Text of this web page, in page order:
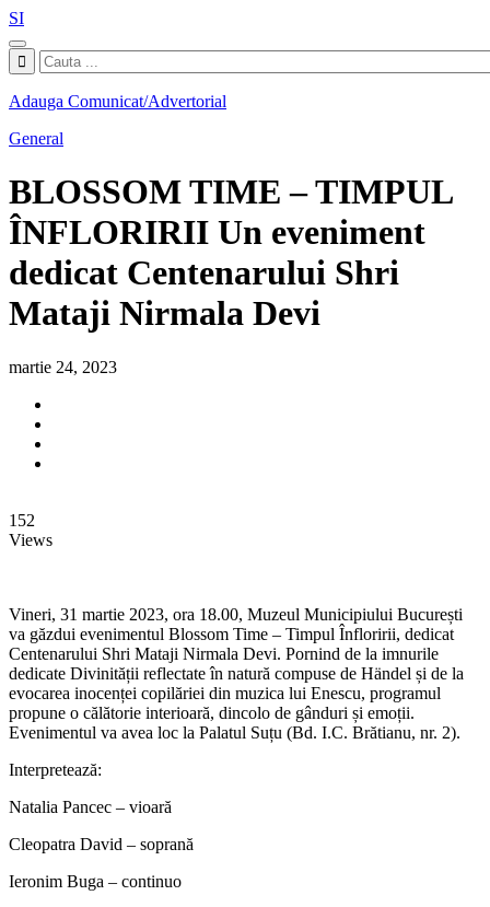
SI
Adauga Comunicat/Advertorial
General
BLOSSOM TIME – TIMPUL
ÎNFLORIRII Un eveniment
dedicat Centenarului Shri
Mataji Nirmala Devi
martie 24, 2023
152
Views
Vineri, 31 martie 2023, ora 18.00, Muzeul Municipiului București
va găzdui evenimentul Blossom Time – Timpul Înfloririi, dedicat
Centenarului Shri Mataji Nirmala Devi. Pornind de la imnurile
dedicate Divinității reflectate în natură compuse de Händel și de la
evocarea inocenței copilăriei din muzica lui Enescu, programul
propune o călătorie interioară, dincolo de gânduri și emoții.
Evenimentul va avea loc la Palatul Suțu (Bd. I.C. Brătianu, nr. 2).
Interpretează:
Natalia Pancec – vioară
Cleopatra David – soprană
Ieronim Buga – continuo